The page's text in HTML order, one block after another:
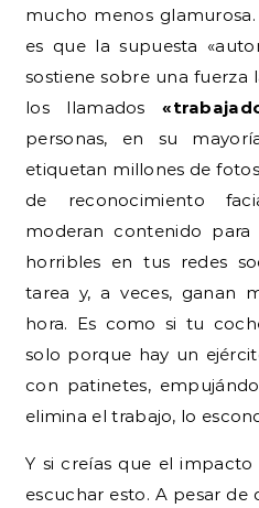
mucho menos
es que la supuesta
sostiene sobre una fuerza
los llamados
personas, en su
etiquetan millones de
de reconocimiento
moderan contenido
horribles en tus redes
tarea y, a veces, ganan
hora. Es como si tu
solo porque hay un
con patinetes,
elimina el trabajo, lo
Y si creías que el impacto
escuchar esto. A pesar de